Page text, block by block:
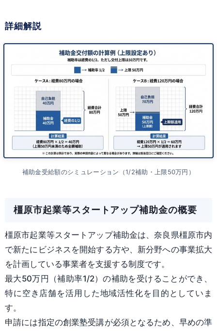
詳細解説
補助金受給額のシミュレーション（1/2補助・上限50万円）
橿原市起業等スタートアップ補助金の概要
橿原市起業等スタートアップ補助金は、奈良県橿原市内
で新たにビジネスを開始する方や、新分野への事業拡大
を計画している事業者を支援する制度です。
最大50万円（補助率1/2）の補助を受けることができ、
特に空き店舗を活用した地域活性化を目的としていま
す。
申請には指定の創業塾受講が必須となるため、早めの準